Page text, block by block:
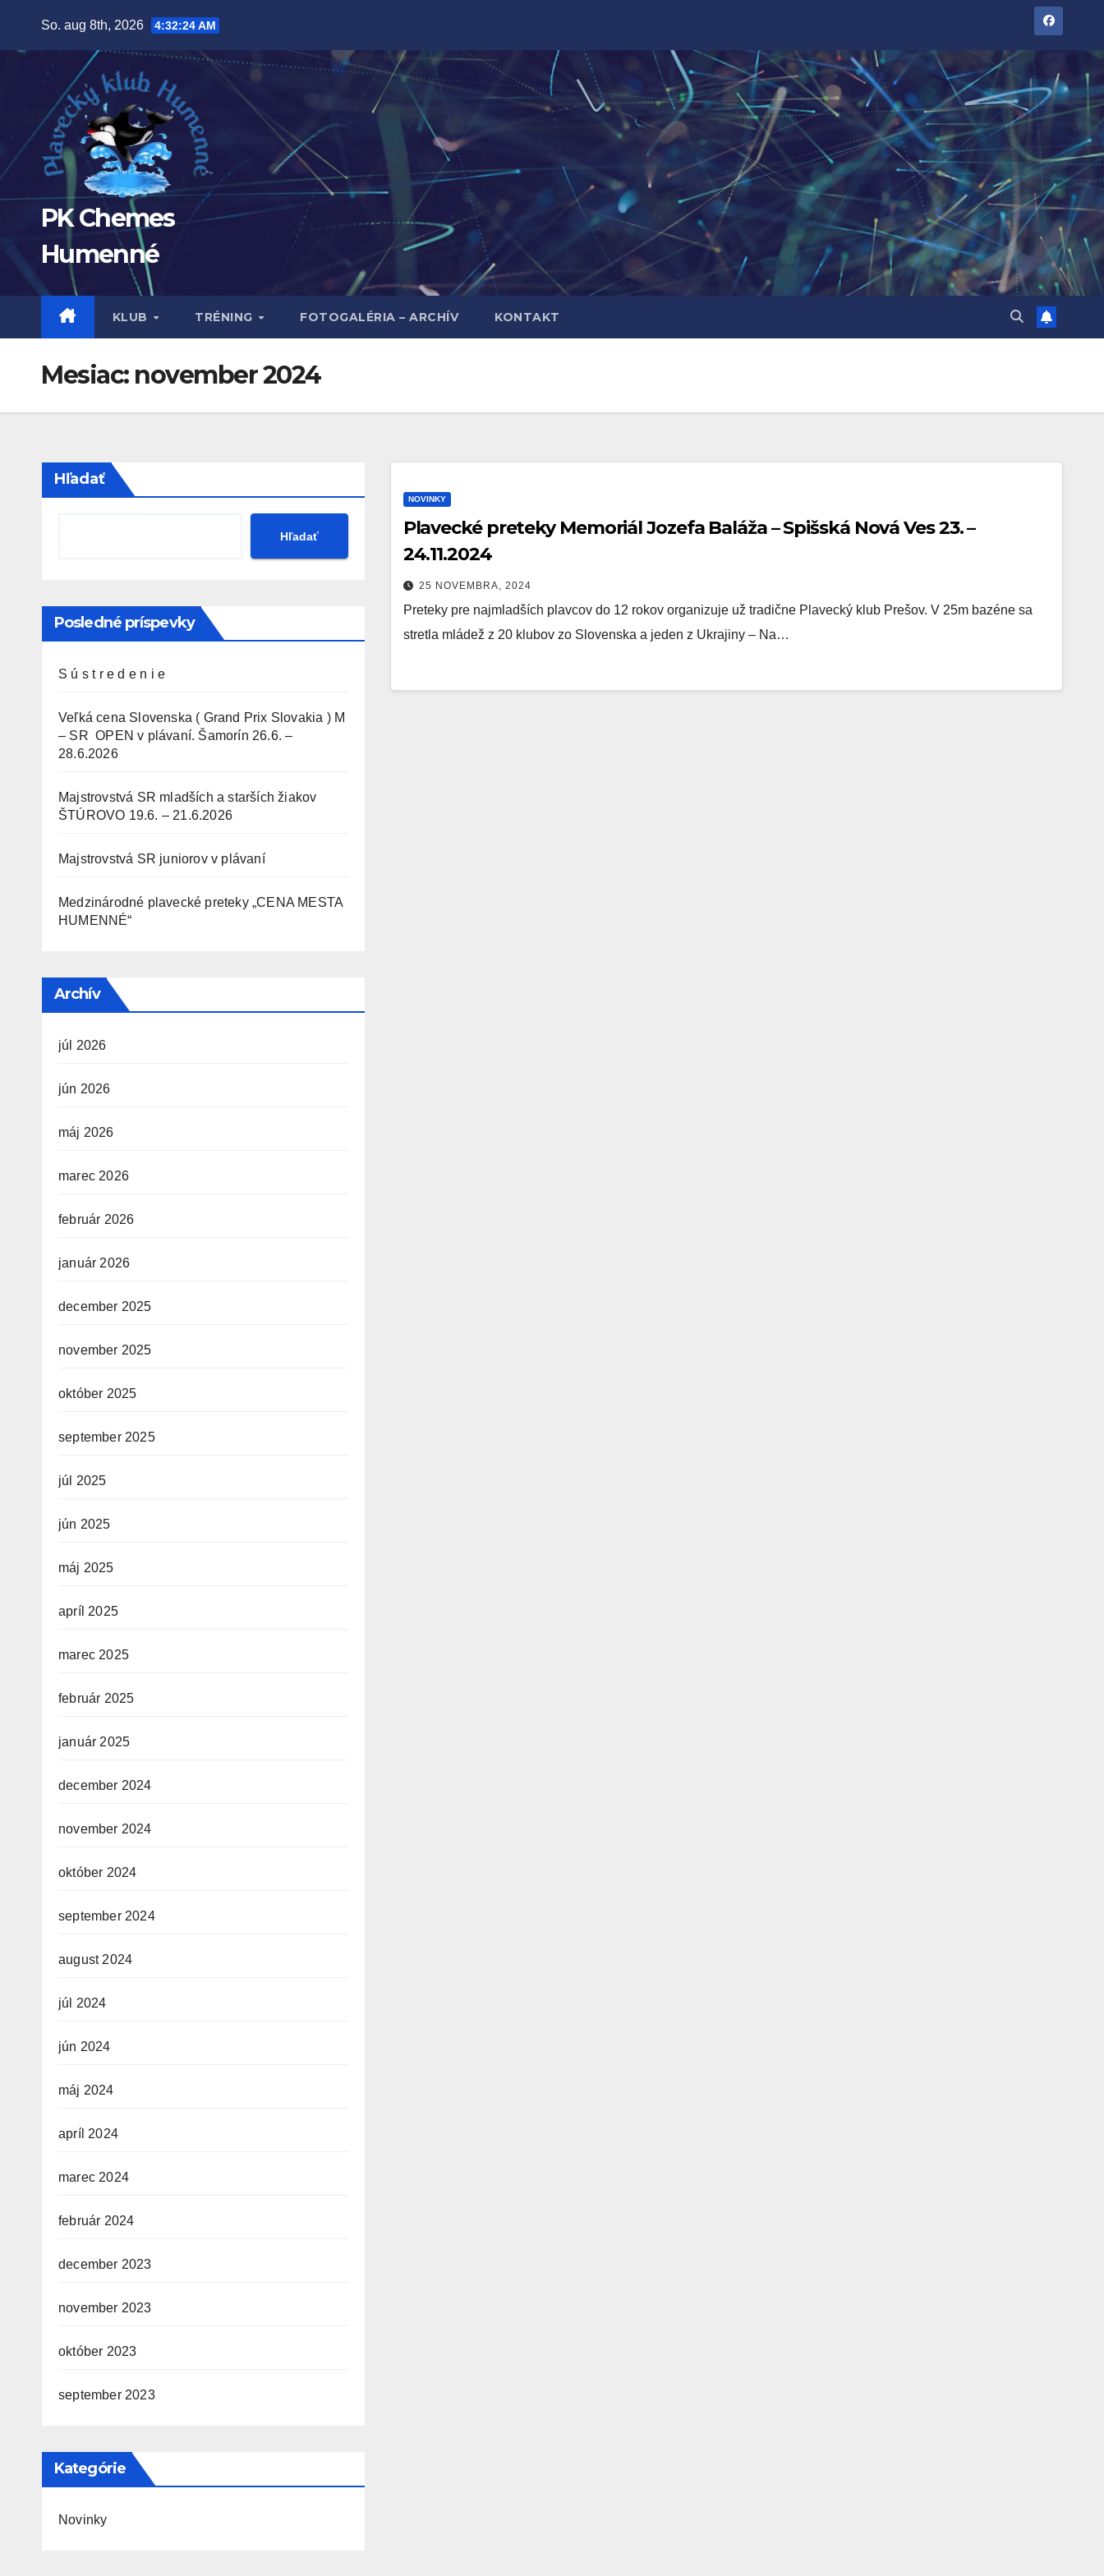
So. aug 8th, 2026 4:32:25 AM
PK Chemes
Humenné
KLUB TRÉNING FOTOGALÉRIA – ARCHÍV KONTAKT
Mesiac: november 2024
Hľadať
Hľadať
Posledné príspevky
S ú s t r e d e n i e
Veľká cena Slovenska ( Grand Prix Slovakia ) M
– SR OPEN v plávaní. Šamorín 26.6. –
28.6.2026
Majstrovstvá SR mladších a starších žiakov
ŠTÚROVO 19.6. – 21.6.2026
Majstrovstvá SR juniorov v plávaní
Medzinárodné plavecké preteky „CENA MESTA
HUMENNÉ“
Archív
júl 2026
jún 2026
máj 2026
marec 2026
február 2026
január 2026
december 2025
november 2025
október 2025
september 2025
júl 2025
jún 2025
máj 2025
apríl 2025
marec 2025
február 2025
január 2025
december 2024
november 2024
október 2024
september 2024
august 2024
júl 2024
jún 2024
máj 2024
apríl 2024
marec 2024
február 2024
december 2023
november 2023
október 2023
september 2023
Kategórie
Novinky
NOVINKY
Plavecké preteky Memoriál Jozefa Baláža – Spišská Nová Ves 23. –
24.11.2024
25 NOVEMBRA, 2024
Preteky pre najmladších plavcov do 12 rokov organizuje už tradične Plavecký klub Prešov. V 25m bazéne sa
stretla mládež z 20 klubov zo Slovenska a jeden z Ukrajiny – Na…